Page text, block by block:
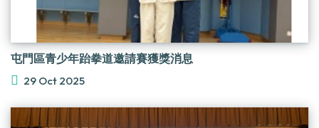
屯門區青少年跆拳道邀請賽獲獎消息
29 Oct 2025